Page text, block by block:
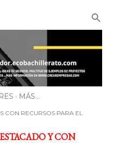
MÁS…
CON RECURSOS PARA EL
Y CON